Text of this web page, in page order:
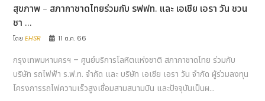
สุขภาพ - สภากาชาดไทยร่วมกับ รฟฟท. และ เอเชีย เอรา วัน ชวน
ชา ...
โดยEHSR 11 ต.ค. 66
กรุงเทพมหานครฯ – ศูนย์บริการโลหิตแห่งชาติ สภากาชาดไทย ร่วมกับ
บริษัท รถไฟฟ้า ร.ฟ.ท. จำกัด และ บริษัท เอเชีย เอรา วัน จำกัด ผู้ร่วมลงทุน
โครงการรถไฟความเร็วสูงเชื่อมสามสนามบิน และปัจจุบันเป็นผ...